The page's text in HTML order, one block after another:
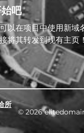
吧
以在项目中使用新域
将其转发到现有主页！
所
© 2026